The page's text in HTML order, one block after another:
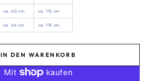
ca. 60 cm ca. 112 cm
ca. 64 cm ca. 115 cm
IN DEN WARENKORB